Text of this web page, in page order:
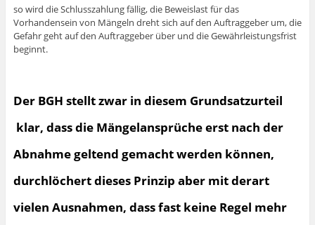
so wird die Schlusszahlung fällig, die Beweislast für das
Vorhandensein von Mängeln dreht sich auf den Auftraggeber um, die
Gefahr geht auf den Auftraggeber über und die Gewährleistungsfrist
beginnt.
Der BGH stellt zwar in diesem Grundsatzurteil
klar, dass die Mängelansprüche erst nach der
Abnahme geltend gemacht werden können,
durchlöchert dieses Prinzip aber mit derart
vielen Ausnahmen, dass fast keine Regel mehr